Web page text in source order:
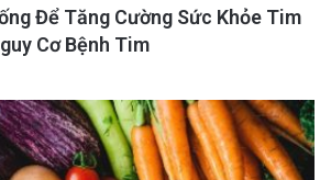
Để Tăng Cường Sức Khỏe Tim
Cơ Bệnh Tim